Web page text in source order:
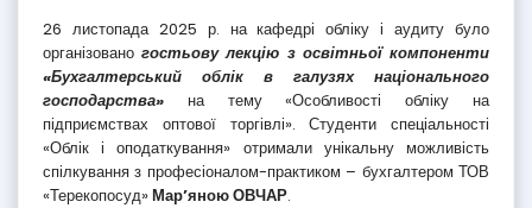
26 листопада 2025 р. на кафедрі обліку і аудиту було
організованогостьову лекцію з освітньої компоненти
«Бухгалтерський облік в галузях національного
господарства» на тему «Особливості обліку на
підприємствах оптової торгівлі». Студенти спеціальності
«Облік і оподаткування» отримали унікальну можливість
спілкування з професіоналом-практиком – бухгалтером ТОВ
«Терекопосуд»Мар’яною ОВЧАР.